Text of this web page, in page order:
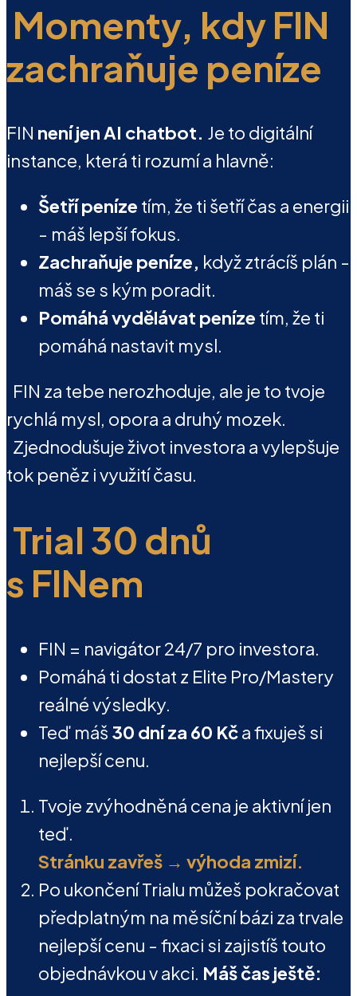
Momenty, kdy FIN
zachraňuje peníze
FIN není jen AI chatbot. Je to digitální
instance, která ti rozumí a hlavně:
Šetří peníze tím, že ti šetří čas a energii
- máš lepší fokus.
Zachraňuje peníze, když ztrácíš plán -
máš se s kým poradit.
Pomáhá vydělávat peníze tím, že ti
pomáhá nastavit mysl.
FIN za tebe nerozhoduje, ale je to tvoje
rychlá mysl, opora a druhý mozek.
Zjednodušuje život investora a vylepšuje
tok peněz i využití času.
Trial 30 dnů
s FINem
FIN = navigátor 24/7 pro investora.
Pomáhá ti dostat z Elite Pro/Mastery
reálné výsledky.
Teď máš 30 dní za 60 Kča fixuješ si
nejlepší cenu.
Tvoje zvýhodněná cena je aktivní jen
teď.
Stránku zavřeš → výhoda zmizí.
Po ukončení Trialu můžeš pokračovat
předplatným na měsíční bázi za trvale
nejlepší cenu - fixaci si zajistíš touto
objednávkou v akci. Máš čas ještě: